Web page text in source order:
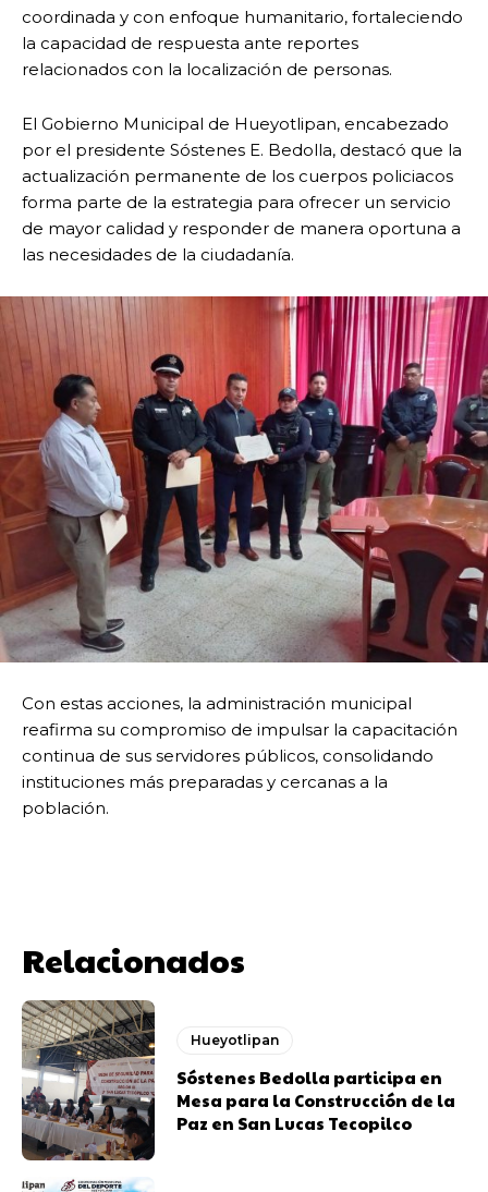
coordinada y con enfoque humanitario, fortaleciendo
la capacidad de respuesta ante reportes
relacionados con la localización de personas.
El Gobierno Municipal de Hueyotlipan, encabezado
por el presidente Sóstenes E. Bedolla, destacó que la
actualización permanente de los cuerpos policiacos
forma parte de la estrategia para ofrecer un servicio
de mayor calidad y responder de manera oportuna a
las necesidades de la ciudadanía.
Con estas acciones, la administración municipal
reafirma su compromiso de impulsar la capacitación
continua de sus servidores públicos, consolidando
instituciones más preparadas y cercanas a la
población.
Relacionados
Hueyotlipan
Sóstenes Bedolla participa en
Mesa para la Construcción de la
Paz en San Lucas Tecopilco